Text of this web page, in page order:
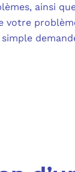
ainsi
votre